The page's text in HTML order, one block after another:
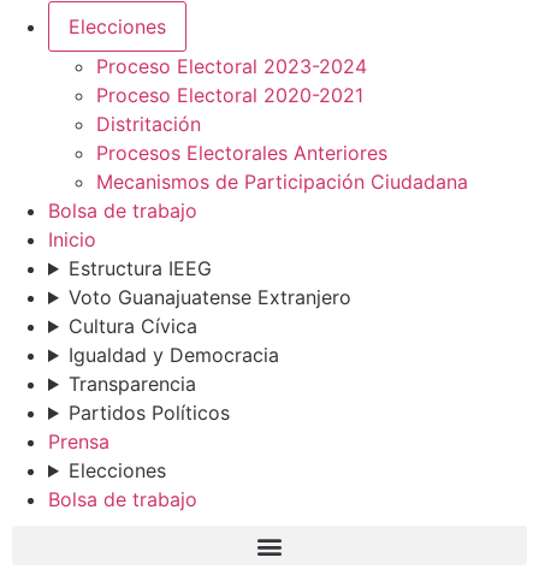
Elecciones
Proceso Electoral 2023-2024
Proceso Electoral 2020-2021
Distritación
Procesos Electorales Anteriores
Mecanismos de Participación Ciudadana
Bolsa de trabajo
Inicio
Estructura IEEG
Voto Guanajuatense Extranjero
Cultura Cívica
Igualdad y Democracia
Transparencia
Partidos Políticos
Prensa
Elecciones
Bolsa de trabajo